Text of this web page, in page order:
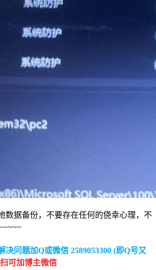
数据备份，不要存在任何的侥幸心理，不
决问题加Q或微信 2589053300 (即Q号又
可加博主微信